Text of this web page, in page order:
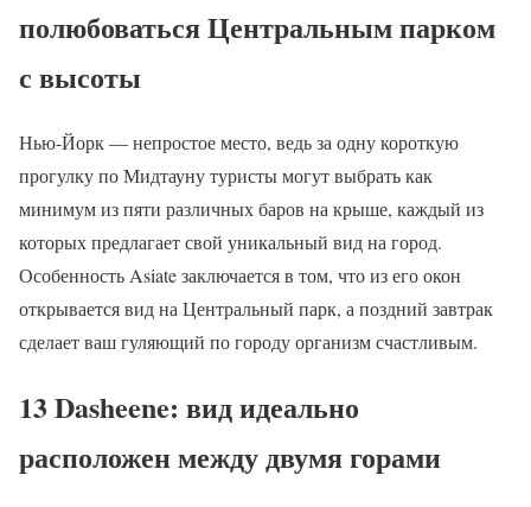
полюбоваться Центральным парком
с высоты
Нью-Йорк — непростое место, ведь за одну короткую
прогулку по Мидтауну туристы могут выбрать как
минимум из пяти различных баров на крыше, каждый из
которых предлагает свой уникальный вид на город.
Особенность Asiate заключается в том, что из его окон
открывается вид на Центральный парк, а поздний завтрак
сделает ваш гуляющий по городу организм счастливым.
13 Dasheene: вид идеально
расположен между двумя горами